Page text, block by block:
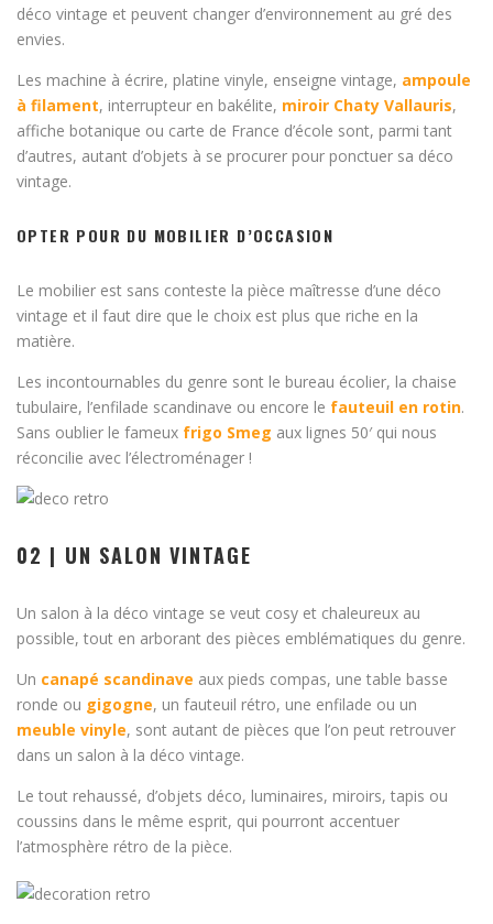
déco vintage et peuvent changer d’environnement au gré des
envies.
Les machine à écrire, platine vinyle, enseigne vintage, ampoule
à filament, interrupteur en bakélite, miroir Chaty Vallauris,
affiche botanique ou carte de France d’école sont, parmi tant
d’autres, autant d’objets à se procurer pour ponctuer sa déco
vintage.
OPTER POUR DU MOBILIER D’OCCASION
Le mobilier est sans conteste la pièce maîtresse d’une déco
vintage et il faut dire que le choix est plus que riche en la
matière.
Les incontournables du genre sont le bureau écolier, la chaise
tubulaire, l’enfilade scandinave ou encore le fauteuil en rotin.
Sans oublier le fameux frigo Smeg aux lignes 50′ qui nous
réconcilie avec l’électroménager !
02 | UN SALON VINTAGE
Un salon à la déco vintage se veut cosy et chaleureux au
possible, tout en arborant des pièces emblématiques du genre.
Un canapé scandinave aux pieds compas, une table basse
ronde ou gigogne, un fauteuil rétro, une enfilade ou un
meuble vinyle, sont autant de pièces que l’on peut retrouver
dans un salon à la déco vintage.
Le tout rehaussé, d’objets déco, luminaires, miroirs, tapis ou
coussins dans le même esprit, qui pourront accentuer
l’atmosphère rétro de la pièce.